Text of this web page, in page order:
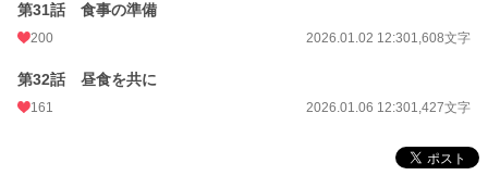
第31話 食事の準備
200 2026.01.02 12:301,608文字
第32話 昼食を共に
161 2026.01.06 12:301,427文字